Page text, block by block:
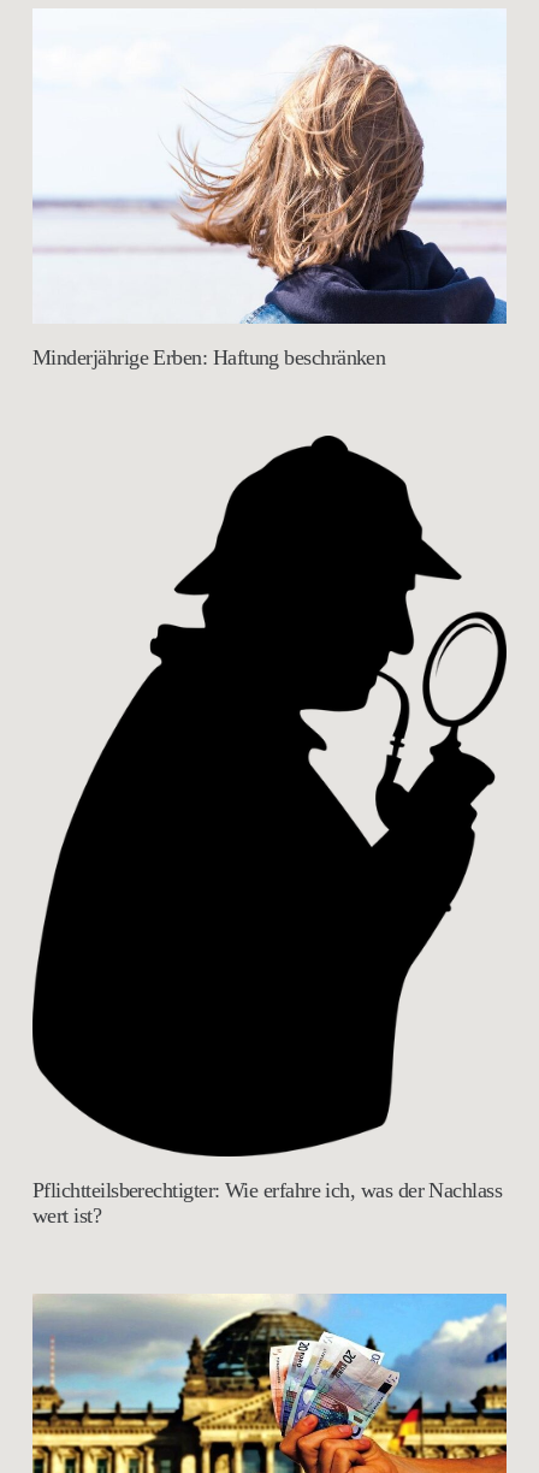
Minderjährige Erben: Haftung beschränken
Pflichtteilsberechtigter: Wie erfahre ich, was der Nachlass
wert ist?